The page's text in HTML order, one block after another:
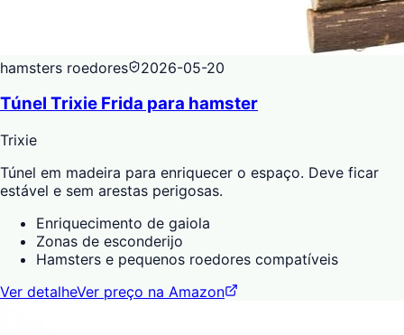
hamsters roedores 2026-05-20
Túnel Trixie Frida para hamster
Trixie
Túnel em madeira para enriquecer o espaço. Deve ficar
estável e sem arestas perigosas.
Enriquecimento de gaiola
Zonas de esconderijo
Hamsters e pequenos roedores compatíveis
Ver detalheVer preço na Amazon